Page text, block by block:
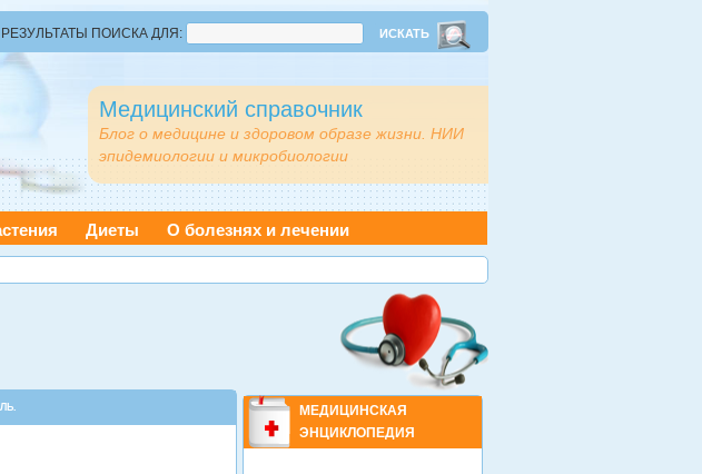
РЕЗУЛЬТАТЫ ПОИСКА ДЛЯ:
Медицинский справочник
Блог о медицине и здоровом образе жизни. НИИ
эпидемиологии и микробиологии
Диеты О болезнях и лечении
МЕДИЦИНСКАЯ
ЭНЦИКЛОПЕДИЯ